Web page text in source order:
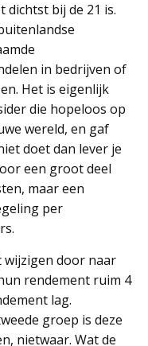
dichtst bij de 21 is.
in bedrijven of
Het is eigenlijk
die hopeloos op
wereld, en gaf
doet dan lever je
een groot deel
maar een
per
wijzigen door naar
rendement ruim 4
lag.
groep is deze
nietwaar. Wat de